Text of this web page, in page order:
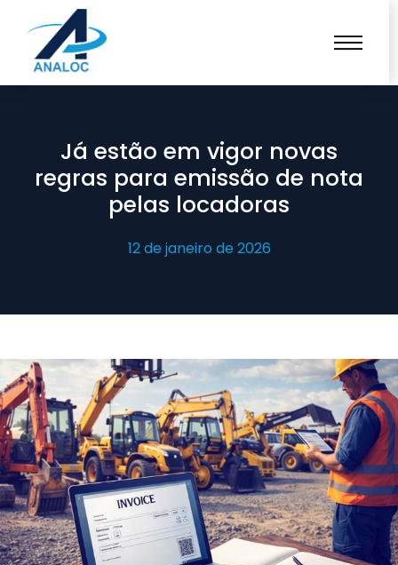
Já estão em vigor novas
regras para emissão de nota
pelas locadoras
12 de janeiro de 2026